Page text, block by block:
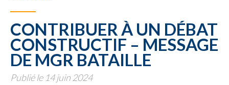
CONTRIBUER À UN DÉBAT
CONSTRUCTIF – MESSAGE
DE MGR BATAILLE
Publié le 14 juin 2024